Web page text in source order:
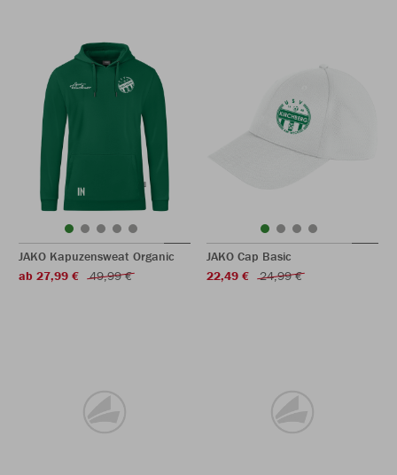
JAKO Kapuzensweat Organic
ab 27,99 €
49,99 €
JAKO Cap Basic
22,49 €
24,99 €